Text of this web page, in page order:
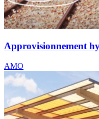
Approvisionnement
AMO